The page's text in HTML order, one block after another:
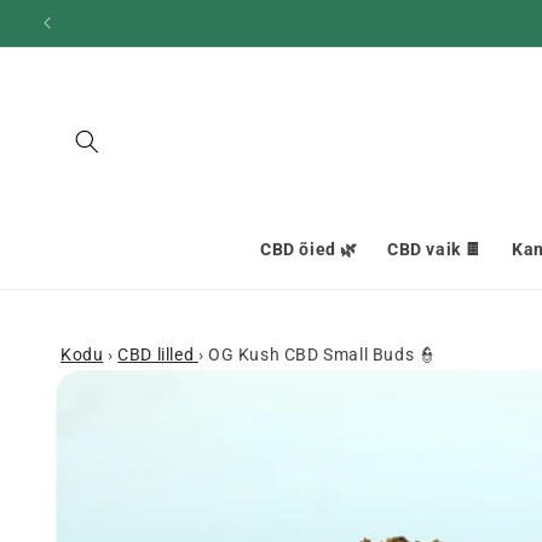
edasi
sisu
CBD õied 🌿 CBD vaik 🍫
Kodu › CBD lilled › OG Kush CBD Small Buds 👮
Mine